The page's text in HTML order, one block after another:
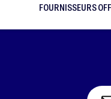
FOURNISSEURS